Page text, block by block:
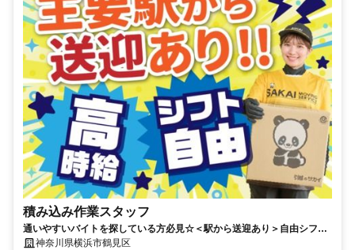
積み込み作業スタッフ
通いやすいバイトを探している方必見☆＜駅から送迎あり＞自由シフト
◎空いた時間に稼げる引越しバイト！
神奈川県横浜市鶴見区